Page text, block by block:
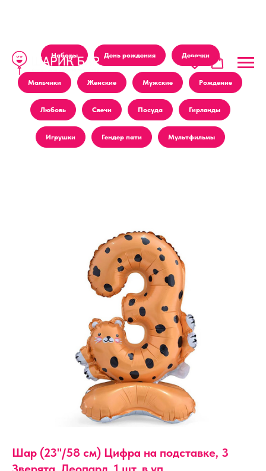
Наборы День рождения Девочки
Мальчики Женские Мужские Рождение
Любовь Свечи Посуда Гирлянды
Игрушки Гендер пати Мультфильмы
Шар (23''/58 см) Цифра на подставке, 3